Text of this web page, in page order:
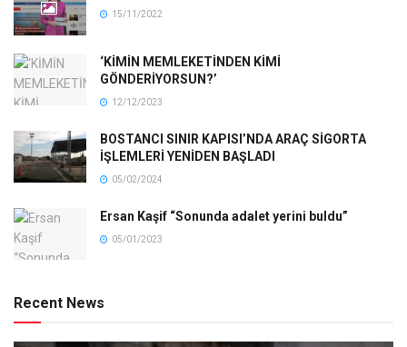
15/11/2022
‘KİMİN MEMLEKETİNDEN KİMİ
GÖNDERİYORSUN?’
12/12/2023
BOSTANCI SINIR KAPISI’NDA ARAÇ SİGORTA
İŞLEMLERİ YENİDEN BAŞLADI
05/02/2024
Ersan Kaşif “Sonunda adalet yerini buldu”
05/01/2023
Recent News